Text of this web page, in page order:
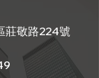
莊敬路224號